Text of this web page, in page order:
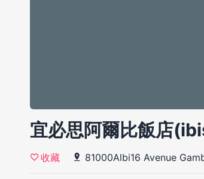
宜必思阿爾比飯店
收藏 81000Albi16 Avenue